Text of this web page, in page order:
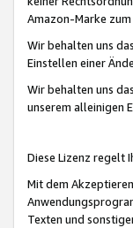
Amazon-Marke
Wir behalten uns
Einstellen einer
Wir behalten uns
unserem alleinigen
Diese Lizenz regelt
Mit dem
Texten und